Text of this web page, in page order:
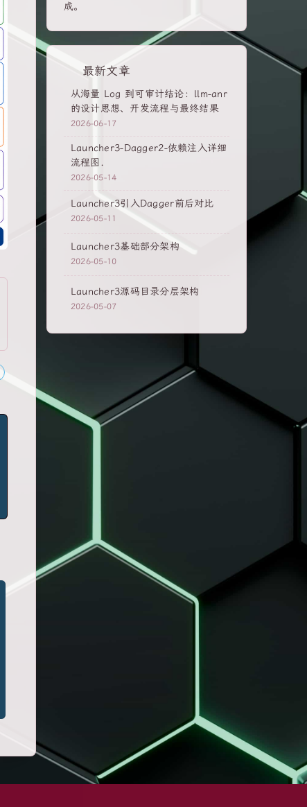
成。
最新文章
从海量 Log 到可审计结论：llm-anr
的设计思想、开发流程与最终结果
2026-06-17
Launcher3-Dagger2-依赖注入详细
流程图.
2026-05-14
Launcher3引入Dagger前后对比
2026-05-11
Launcher3基础部分架构
2026-05-10
Launcher3源码目录分层架构
2026-05-07